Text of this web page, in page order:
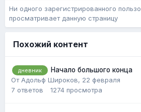
Ни одного зарегистрированного
просматривает данную страницу
Похожий контент
дневник
Начало большого конца
От Адольф Широков, 22 февраля
7 ответов 1274 просмотра